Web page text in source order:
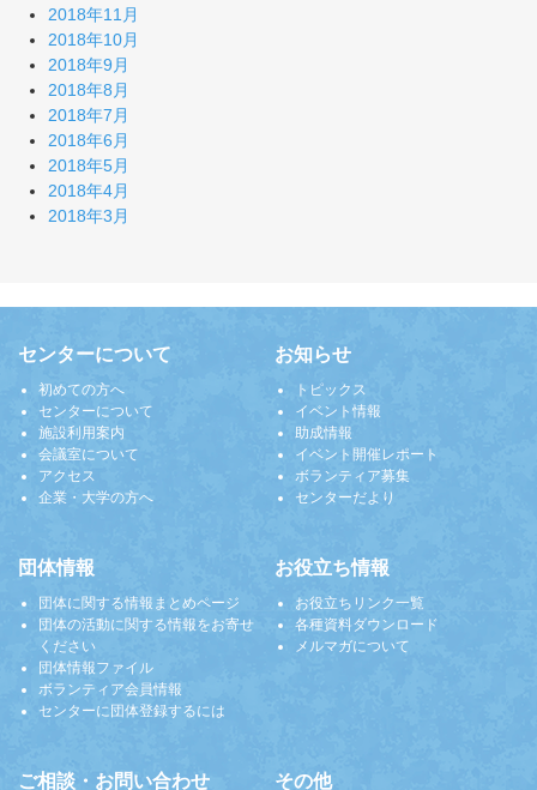
2018年11月
2018年10月
2018年9月
2018年8月
2018年7月
2018年6月
2018年5月
2018年4月
2018年3月
センターについて
初めての方へ
センターについて
施設利用案内
会議室について
アクセス
企業・大学の方へ
お知らせ
トピックス
イベント情報
助成情報
イベント開催レポート
ボランティア募集
センターだより
団体情報
団体に関する情報まとめページ
団体の活動に関する情報をお寄せ
ください
団体情報ファイル
ボランティア会員情報
センターに団体登録するには
お役立ち情報
お役立ちリンク一覧
各種資料ダウンロード
メルマガについて
ご相談・お問い合わせ その他